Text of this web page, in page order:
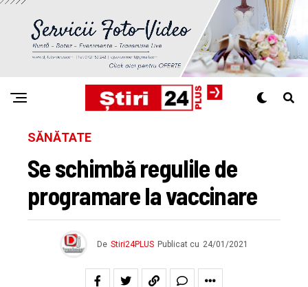
SĂNĂTATE
Se schimbă regulile de
programare la vaccinare
De Stiri24PLUS Publicat cu 24/01/2021